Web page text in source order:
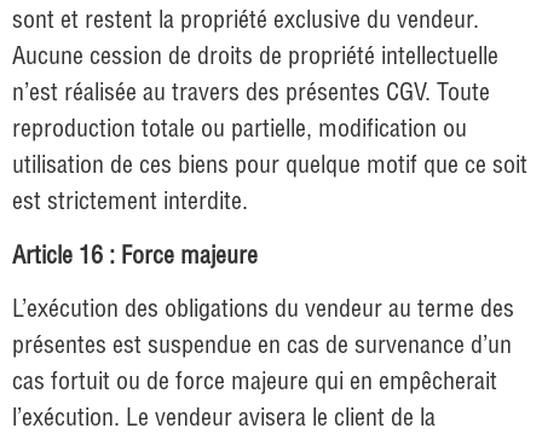
sont et restent la propriété exclusive du vendeur.
Aucune cession de droits de propriété intellectuelle
n’est réalisée au travers des présentes CGV. Toute
reproduction totale ou partielle, modification ou
utilisation de ces biens pour quelque motif que ce soit
est strictement interdite.
Article 16 : Force majeure
L’exécution des obligations du vendeur au terme des
présentes est suspendue en cas de survenance d’un
cas fortuit ou de force majeure qui en empêcherait
l’exécution. Le vendeur avisera le client de la